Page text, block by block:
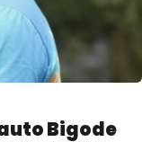
Bigode